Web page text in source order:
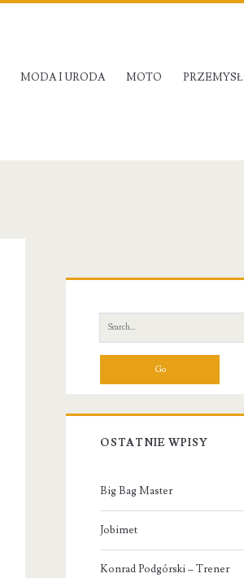
MODA I URODA MOTO PRZEMYSŁ
Sidebar
Search
for:
OSTATNIE WPISY
Big Bag Master
Jobimet
Konrad Podgórski – Trener